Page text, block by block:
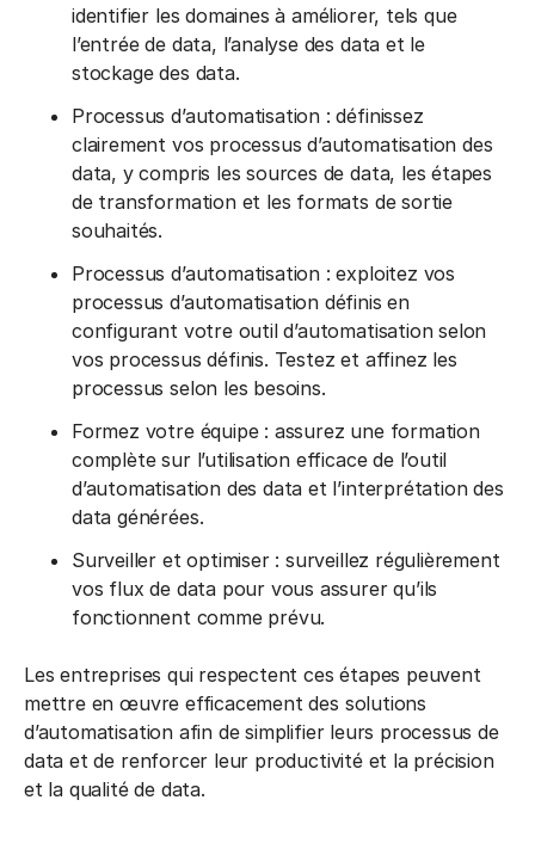
identifier les domaines à améliorer, tels que
l’entrée de data, l’analyse des data et le
stockage des data.
Processus d’automatisation : définissez
clairement vos processus d’automatisation des
data, y compris les sources de data, les étapes
de transformation et les formats de sortie
souhaités.
Processus d’automatisation : exploitez vos
processus d’automatisation définis en
configurant votre outil d’automatisation selon
vos processus définis. Testez et affinez les
processus selon les besoins.
Formez votre équipe : assurez une formation
complète sur l’utilisation efficace de l’outil
d’automatisation des data et l’interprétation des
data générées.
Surveiller et optimiser : surveillez régulièrement
vos flux de data pour vous assurer qu’ils
fonctionnent comme prévu.
Les entreprises qui respectent ces étapes peuvent
mettre en œuvre efficacement des solutions
d’automatisation afin de simplifier leurs processus de
data et de renforcer leur productivité et la précision
et la qualité de data.